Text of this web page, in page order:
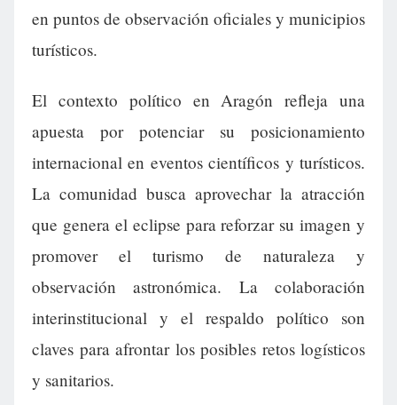
en puntos de observación oficiales y municipios
turísticos.
El contexto político en Aragón refleja una
apuesta por potenciar su posicionamiento
internacional en eventos científicos y turísticos.
La comunidad busca aprovechar la atracción
que genera el eclipse para reforzar su imagen y
promover el turismo de naturaleza y
observación astronómica. La colaboración
interinstitucional y el respaldo político son
claves para afrontar los posibles retos logísticos
y sanitarios.